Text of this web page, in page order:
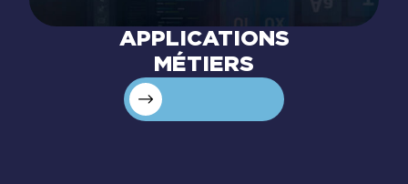
APPLICATIONS
MÉTIERS